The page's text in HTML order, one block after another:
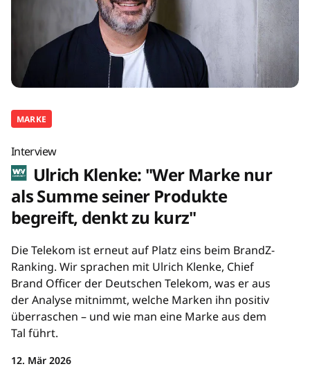
MARKE
Interview
Ulrich Klenke: "Wer Marke nur
als Summe seiner Produkte
begreift, denkt zu kurz"
Die Telekom ist erneut auf Platz eins beim BrandZ-
Ranking. Wir sprachen mit Ulrich Klenke, Chief
Brand Officer der Deutschen Telekom, was er aus
der Analyse mitnimmt, welche Marken ihn positiv
überraschen – und wie man eine Marke aus dem
Tal führt.
12. Mär 2026